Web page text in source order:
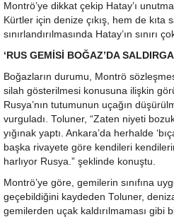
Montrö’ye dikkat çekip Hatay’ı
Kürtler için denize çıkış, hem de kıta
sınırlandırılmasında Hatay’ın sınırı
‘RUS GEMİSİ BOĞAZ’DA
Boğazların durumu, Montrö
silah gösterilmesi konusuna ilişkin
Rusya’nın tutumunun uçağın
vurguladı. Toluner, “Zaten niyeti
yığınak yaptı. Ankara’da herhalde
başka rivayete göre kendileri
harlıyor Rusya.” şeklinde konuştu.
Montrö’ye göre, gemilerin sınıfına
geçebildiğini kaydeden Toluner,
gemilerden uçak kaldırılmaması gibi